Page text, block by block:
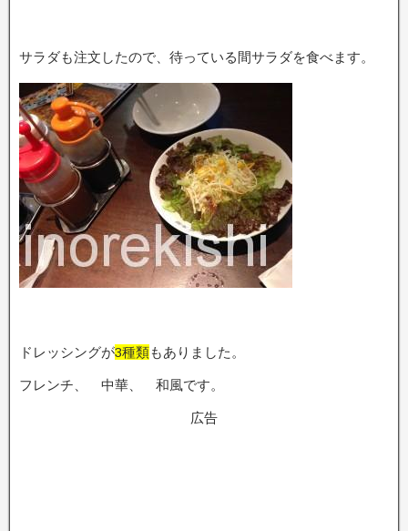
サラダも注文したので、待っている間サラダを食べます。
ドレッシングが3種類もありました。
フレンチ、 中華、 和風です。
広告